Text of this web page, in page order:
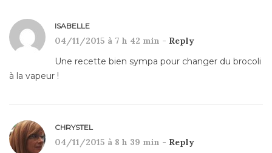
ISABELLE
04/11/2015 à 7 h 42 min - Reply
Une recette bien sympa pour changer du brocoli
à la vapeur !
CHRYSTEL
04/11/2015 à 8 h 39 min - Reply